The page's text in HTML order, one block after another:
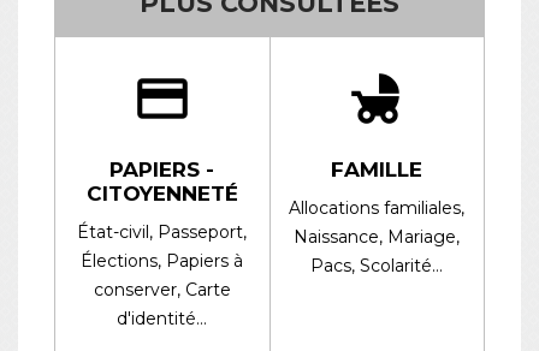
credit_card
PAPIERS -
CITOYENNETÉ
État-civil, Passeport,
Élections, Papiers à
conserver, Carte
d'identité…
child_friendly
FAMILLE
Allocations familiales,
Naissance, Mariage,
Pacs,Scolarité…